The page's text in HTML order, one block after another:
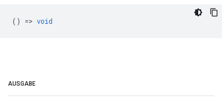
() => void
AUSGABE